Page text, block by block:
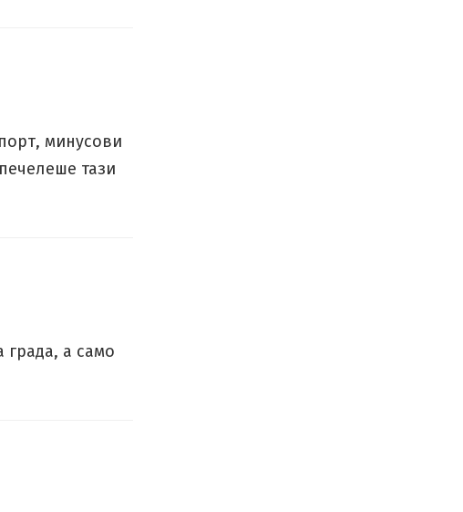
минусови
тази
града, а само